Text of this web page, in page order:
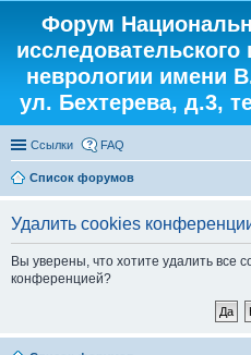
Форум
исследовательского
неврологии имени
ул. Бехтерева, д.3,
Ссылки FAQ
Список форумов
Удалить cookies
Вы уверены, что хотите удалить все
конференцией?